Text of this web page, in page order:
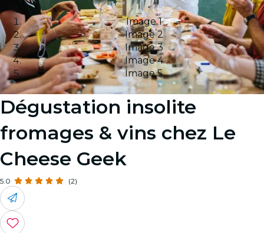
Image 1
Image 2
Image 3
Image 4
Image 5
Dégustation insolite
fromages & vins chez Le
Cheese Geek
5.0 (2)